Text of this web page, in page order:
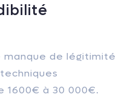
manque de légitimité
1600€ à 30 000€.